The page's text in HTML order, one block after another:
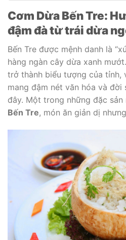
Cơm Dừa Bến Tre:
đậm đà từ trái dừa
Bến Tre được mệnh danh là
hàng ngàn cây dừa xanh
trở thành biểu tượng của tỉnh,
mang đậm nét văn hóa và đời
đây. Một trong những đặc sản
Bến Tre, món ăn giản dị